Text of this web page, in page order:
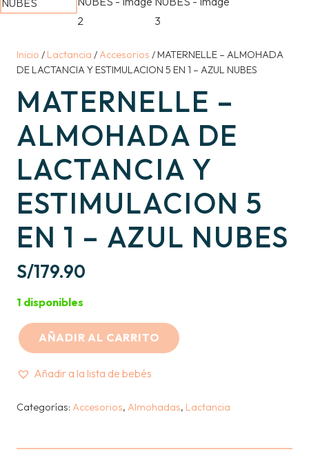
Inicio / Lactancia /Accesorios / MATERNELLE – ALMOHADA
DE LACTANCIA Y ESTIMULACION 5 EN 1 – AZUL NUBES
MATERNELLE –
ALMOHADA DE
LACTANCIA Y
ESTIMULACION 5
EN 1 – AZUL NUBES
S/179.90
1 disponibles
MATERNELLE
DE
AÑADIR AL CARRITO
Añadir a la lista de bebés
Categorías: Accesorios, Almohadas, Lactancia